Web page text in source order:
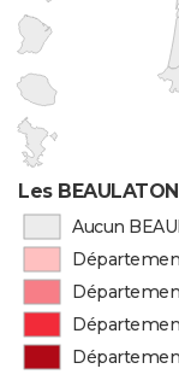
Les
Aucun